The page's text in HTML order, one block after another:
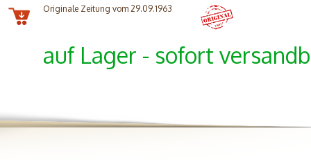
Originale Zeitung vom 29.09.1963
auf Lager - sofort